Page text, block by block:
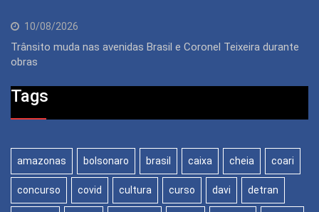
10/08/2026
Trânsito muda nas avenidas Brasil e Coronel Teixeira durante
obras
Tags
amazonas bolsonaro brasil caixa cheia coari
concurso covid cultura curso davi detran